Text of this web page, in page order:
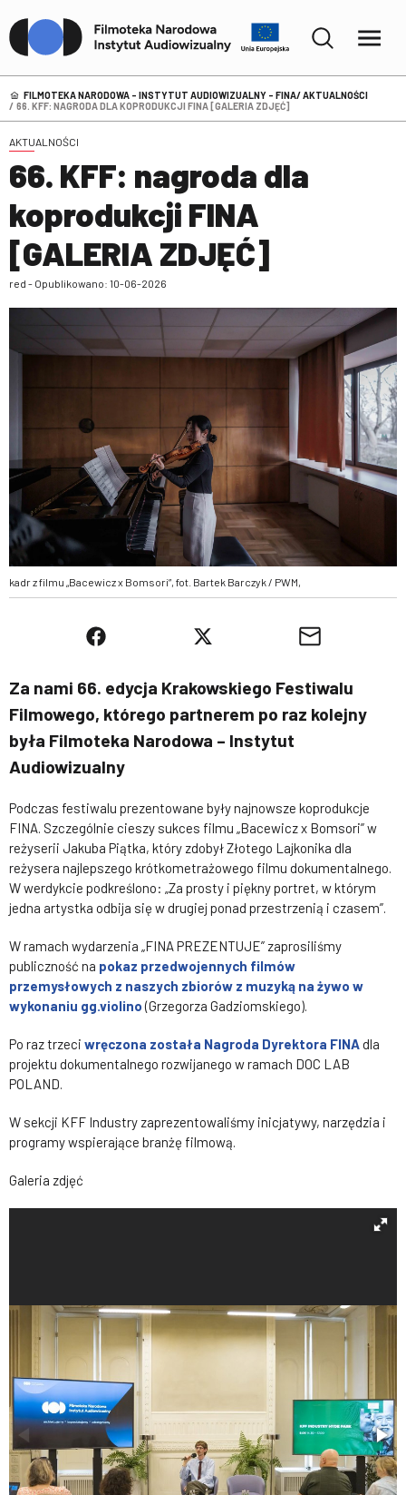
FILMOTEKA NARODOWA – INSTYTUT AUDIOWIZUALNY - FINA AKTUALNOŚCI
66. KFF: NAGRODA DLA KOPRODUKCJI FINA [GALERIA ZDJĘĆ]
AKTUALNOŚCI
66. KFF: nagroda dla
koprodukcji FINA
[GALERIA ZDJĘĆ]
red - Opublikowano: 10-06-2026
kadr z filmu „Bacewicz x Bomsori”, fot. Bartek Barczyk / PWM,
Za nami 66. edycja Krakowskiego Festiwalu
Filmowego, którego partnerem po raz kolejny
była Filmoteka Narodowa – Instytut
Audiowizualny
Podczas festiwalu prezentowane były najnowsze koprodukcje
FINA. Szczególnie cieszy sukces filmu „Bacewicz x Bomsori” w
reżyserii Jakuba Piątka, który zdobył Złotego Lajkonika dla
reżysera najlepszego krótkometrażowego filmu dokumentalnego.
W werdykcie podkreślono: „Za prosty i piękny portret, w którym
jedna artystka odbija się w drugiej ponad przestrzenią i czasem”.
W ramach wydarzenia „FINA PREZENTUJE” zaprosiliśmy
publiczność na pokaz przedwojennych filmów
przemysłowych z naszych zbiorów z muzyką na żywo w
wykonaniu gg.violino(Grzegorza Gadziomskiego).
Po raz trzeci wręczona została Nagroda Dyrektora FINAdla
projektu dokumentalnego rozwijanego w ramach DOC LAB
POLAND.
W sekcji KFF Industry zaprezentowaliśmy inicjatywy, narzędzia i
programy wspierające branżę filmową.
Galeria zdjęć